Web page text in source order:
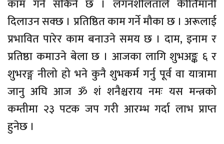
काम गर्न सकिने छ । लगनशीलताले कीर्तिमानी
दिलाउन सक्छ । प्रतिष्ठित काम गर्ने मौका छ । अरूलाई
प्रभावित पारेर काम बनाउने समय छ । दाम, इनाम र
प्रतिष्ठा कमाउने बेला छ । आजका लागि शुभअङ्क ६ र
शुभरङ्ग नीलो हो भने कुनै शुभकर्म गर्नु पूर्व वा यात्रामा
जानु अघि आज ॐ शं शनैश्चराय नमः यस मन्त्रको
कम्तीमा २३ पटक जप गरी आरम्भ गर्दा लाभ प्राप्त
हुनेछ ।